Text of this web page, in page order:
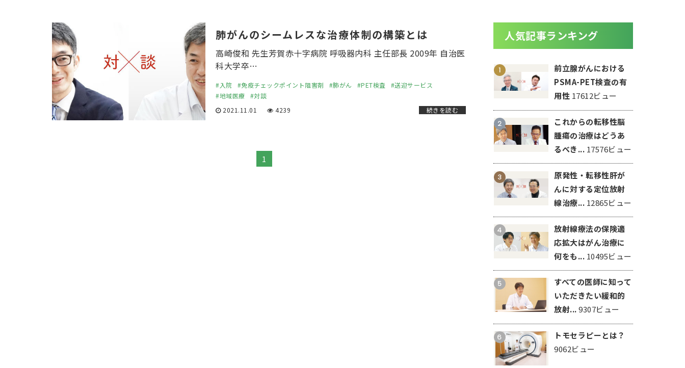
肺がんのシームレスな治療体制の構築とは
高崎俊和 先生芳賀赤十字病院 呼吸器内科 主任部長 2009年 自治医
科大学卒…
#入院 #免疫チェックポイント阻害剤 #肺がん #PET検査
#送迎サービス
#地域医療
#対談
2021.11.01
4239 続きを読む
1
人気記事ランキング
1
前立腺がんにおける
PSMA-PET検査の有
用性 17612ビュー
2
これからの転移性脳
腫瘍の治療はどうあ
るべき... 17576ビュー
3
原発性・転移性肝が
んに対する定位放射
線治療... 12865ビュー
4
放射線療法の保険適
応拡大はがん治療に
何をも... 10495ビュー
5
すべての医師に知って
いただきたい緩和的
放射...9307ビュー
6
トモセラピーとは？
9062ビュー